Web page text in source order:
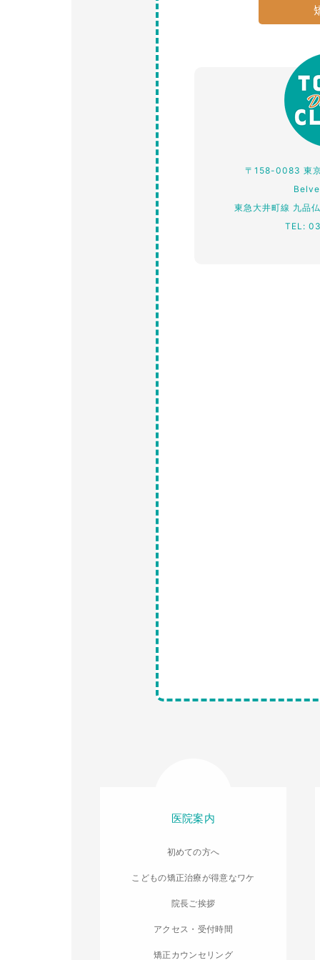
〒158-0083 東
東急大井町線 九品
TEL:
医院案内
初めての方へ
こどもの矯正治療が得意なワケ
院長ご挨拶
アクセス・受付時間
矯正カウンセリング